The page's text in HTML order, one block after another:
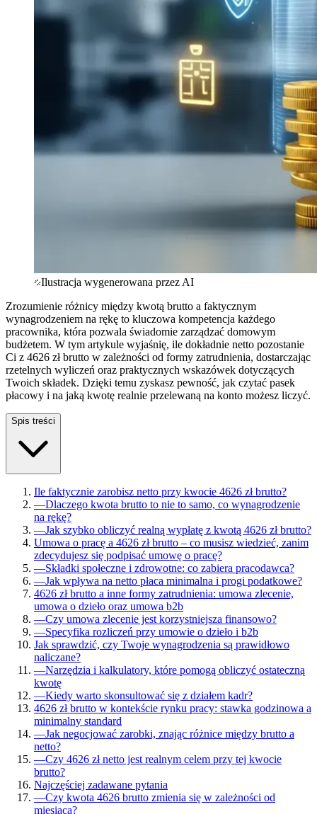
Ilustracja wygenerowana przez AI
Zrozumienie różnicy między kwotą brutto a faktycznym
wynagrodzeniem na rękę to kluczowa kompetencja każdego
pracownika, która pozwala świadomie zarządzać domowym
budżetem. W tym artykule wyjaśnię, ile dokładnie netto pozostanie
Ci z 4626 zł brutto w zależności od formy zatrudnienia, dostarczając
rzetelnych wyliczeń oraz praktycznych wskazówek dotyczących
Twoich składek. Dzięki temu zyskasz pewność, jak czytać pasek
płacowy i na jaką kwotę realnie przelewaną na konto możesz liczyć.
Spis treści
Ile faktycznie zarobisz netto przy kwocie 4626 zł brutto?
—Dlaczego kwota brutto to nie to samo, co wynagrodzenie
na rękę?
—Jak szybko obliczyć realną wypłatę z kwotą 4626 zł brutto?
Umowa o pracę a 4626 zł brutto – co musisz wiedzieć, zanim
zdecydujesz się podpisać umowę o pracę?
—Składki społeczne i zdrowotne: co zabiera pracodawca?
—Jak wpływa na netto płaca minimalna i progi podatkowe?
4626 zł brutto a inne formy zatrudnienia: umowa zlecenie,
umowa o dzieło oraz umowa b2b
—Czy umowa zlecenie jest korzystniejsza finansowo?
—Specyfika rozliczeń przy umowie o dzieło i b2b
Jak sprawdzić, czy Twoje wynagrodzenia są prawidłowo
naliczane?
—Narzędzia i kalkulatory, które pomogą obliczyć ostateczną
kwotę
—Kiedy warto skonsultować się z działem kadr?
4626 zł brutto w kontekście rynku pracy: stawka godzinowa a
minimalny standard
—Jak negocjować zarobki, znając różnice między brutto a
netto?
—Czy 4626 zł netto jest realnym celem przy tej kwocie
brutto?
Najczęściej zadawane pytania
—Czy kwota 4626 brutto zmienia się w zależności od
miesiąca?